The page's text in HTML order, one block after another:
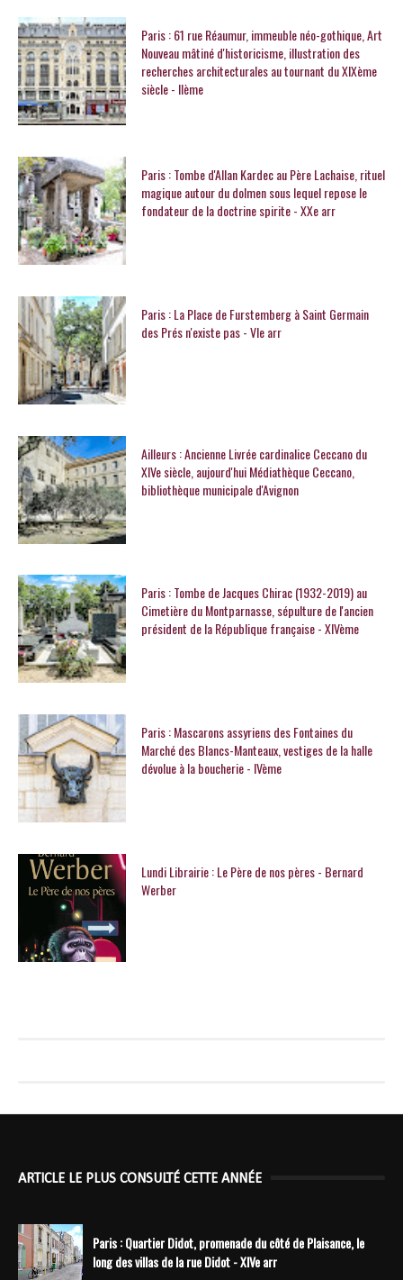
Paris : 61 rue Réaumur, immeuble néo-gothique, Art
Nouveau mâtiné d'historicisme, illustration des
recherches architecturales au tournant du XIXème
siècle - IIème
Paris : Tombe d'Allan Kardec au Père Lachaise, rituel
magique autour du dolmen sous lequel repose le
fondateur de la doctrine spirite - XXe arr
Paris : La Place de Furstemberg à Saint Germain
des Prés n'existe pas - VIe arr
Ailleurs : Ancienne Livrée cardinalice Ceccano du
XIVe siècle, aujourd'hui Médiathèque Ceccano,
bibliothèque municipale d'Avignon
Paris : Tombe de Jacques Chirac (1932-2019) au
Cimetière du Montparnasse, sépulture de l'ancien
président de la République française - XIVème
Paris : Mascarons assyriens des Fontaines du
Marché des Blancs-Manteaux, vestiges de la halle
dévolue à la boucherie - IVème
Lundi Librairie : Le Père de nos pères - Bernard
Werber
ARTICLE LE PLUS CONSULTÉ CETTE ANNÉE
Paris : Quartier Didot, promenade du côté de Plaisance, le
long des villas de la rue Didot - XIVe arr